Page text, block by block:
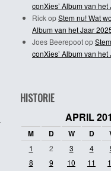
conXies’ Album van het
RickopStem nu! Wat
Album van het Jaar
Joes Beerepootop
conXies’ Album van het
HISTORIE
APRIL
M D W D
1 2 3 4
8
9 10 11